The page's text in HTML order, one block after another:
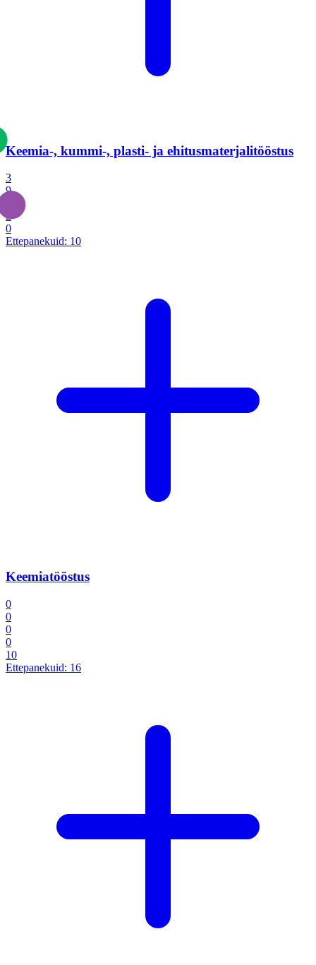
Keemia-, kummi-, plasti- ja ehitusmaterjalitööstus
3
9
2
0
Ettepanekuid: 10
Keemiatööstus
0
0
0
0
10
Ettepanekuid: 16